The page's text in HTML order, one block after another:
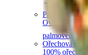
Další
Prémiové
Ovocná
palmového
Ořechová
100%